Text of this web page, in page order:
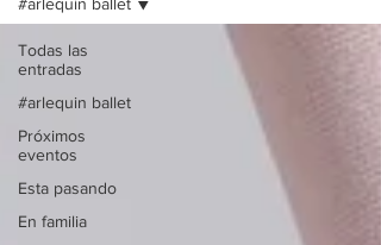
Todas las
entradas
#arlequin ballet
Próximos
eventos
Esta pasando
En familia